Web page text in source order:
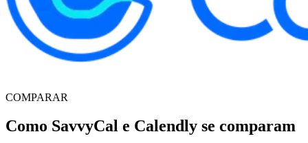
COMPARAR
Como SavvyCal e Calendly se comparam